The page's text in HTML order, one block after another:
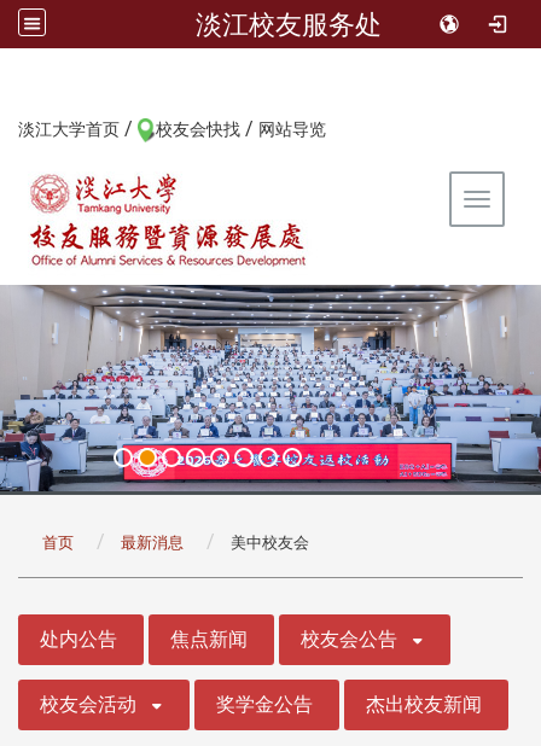
淡江校友服务处
淡江大学首页 / 校友会快找 / 网站导览
Toggle
首页 最新消息 美中校友会
处内公告 焦点新闻 校友会公告
校友会活动 奖学金公告 杰出校友新闻